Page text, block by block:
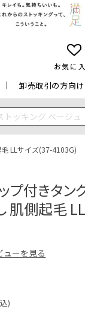
お気に
卸売取引の方向け
LLサイズ(37-4103G)
プ付きタン
肌側起毛
ューを見る